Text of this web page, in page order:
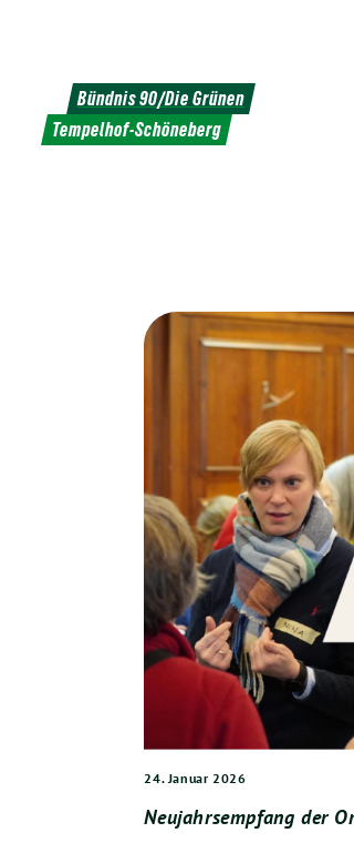
Bündnis 90/Die Grünen
Tempelhof-Schöneberg
24. Januar 2026
Neujahrsempfang der